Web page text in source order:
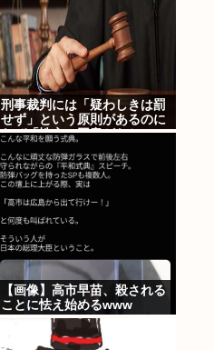
刑事裁判には「疑わしきは罰
せず」という原則があるのに
なぜ「性交の同意がなかっ
もので有罪になるの？
【画像】高市早苗、殺される
ことに怯え始めるwww